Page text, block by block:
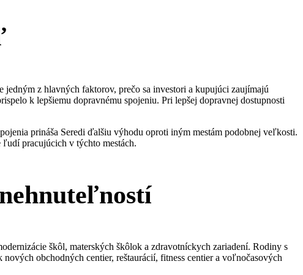
z hlavných faktorov, prečo sa investori a kupujúci zaujímajú
k lepšiemu dopravnému spojeniu. Pri lepšej dopravnej dostupnosti
prináša Seredi ďalšiu výhodu oproti iným mestám podobnej veľkosti.
pracujúcich v týchto mestách.
škôl, materských škôlok a zdravotníckych zariadení. Rodiny s
obchodných centier, reštaurácií, fitness centier a voľnočasových